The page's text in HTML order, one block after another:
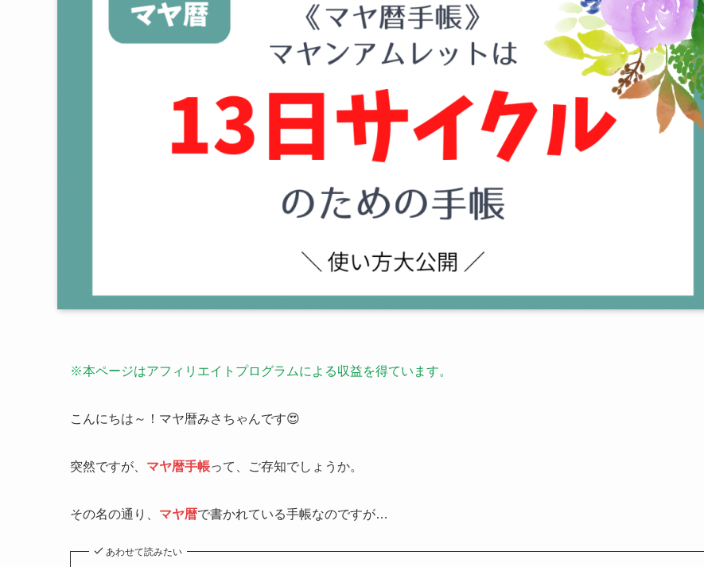
※本ページはアフィリエイトプログラムによる収益を得ています。
こんにちは～！マヤ暦みさちゃんです😍
突然ですが、 マヤ暦手帳って、ご存知でしょうか。
その名の通り、 マヤ暦で書かれている手帳なのですが…
あわせて読みたい